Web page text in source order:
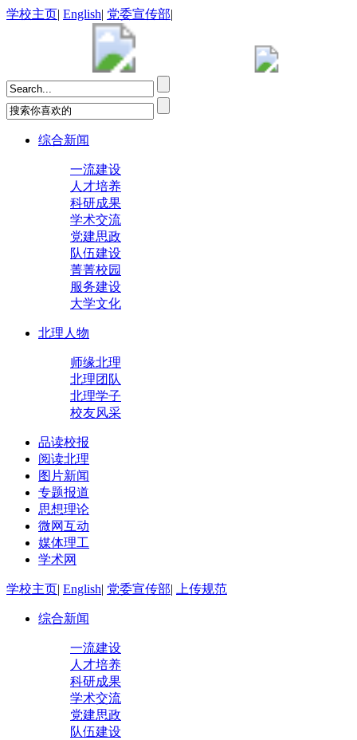
学校主页| English| 党委宣传部|
综合新闻
一流建设
人才培养
科研成果
学术交流
党建思政
队伍建设
菁菁校园
服务建设
大学文化
北理人物
师缘北理
北理团队
北理学子
校友风采
品读校报
阅读北理
图片新闻
专题报道
思想理论
微网互动
媒体理工
学术网
学校主页| English| 党委宣传部| 上传规范
综合新闻
一流建设
人才培养
科研成果
学术交流
党建思政
队伍建设